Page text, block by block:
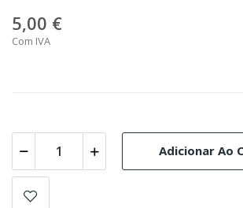
5,00 €
Com IVA
Adicionar Ao